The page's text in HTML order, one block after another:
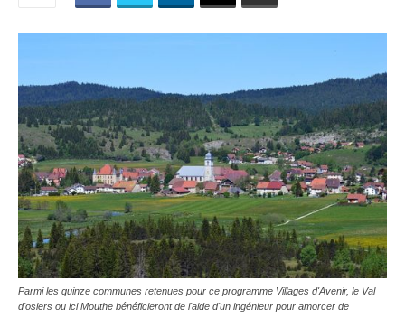
Parmi les quinze communes retenues pour ce programme Villages d'Avenir, le Val
d'osiers ou ici Mouthe bénéficieront de l'aide d'un ingénieur pour amorcer de